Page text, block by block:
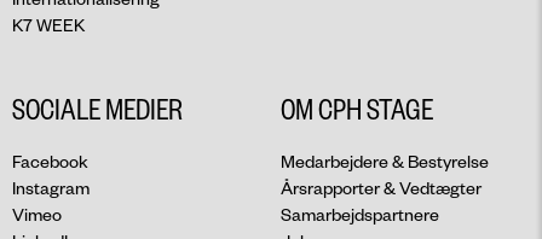
K7 WEEK
SOCIALE MEDIER
Facebook
Instagram
Vimeo
OM CPH STAGE
Medarbejdere & Bestyrelse
Årsrapporter & Vedtægter
Samarbejdspartnere